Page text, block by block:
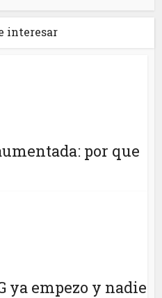
interesar
por que
ya empezo y nadie